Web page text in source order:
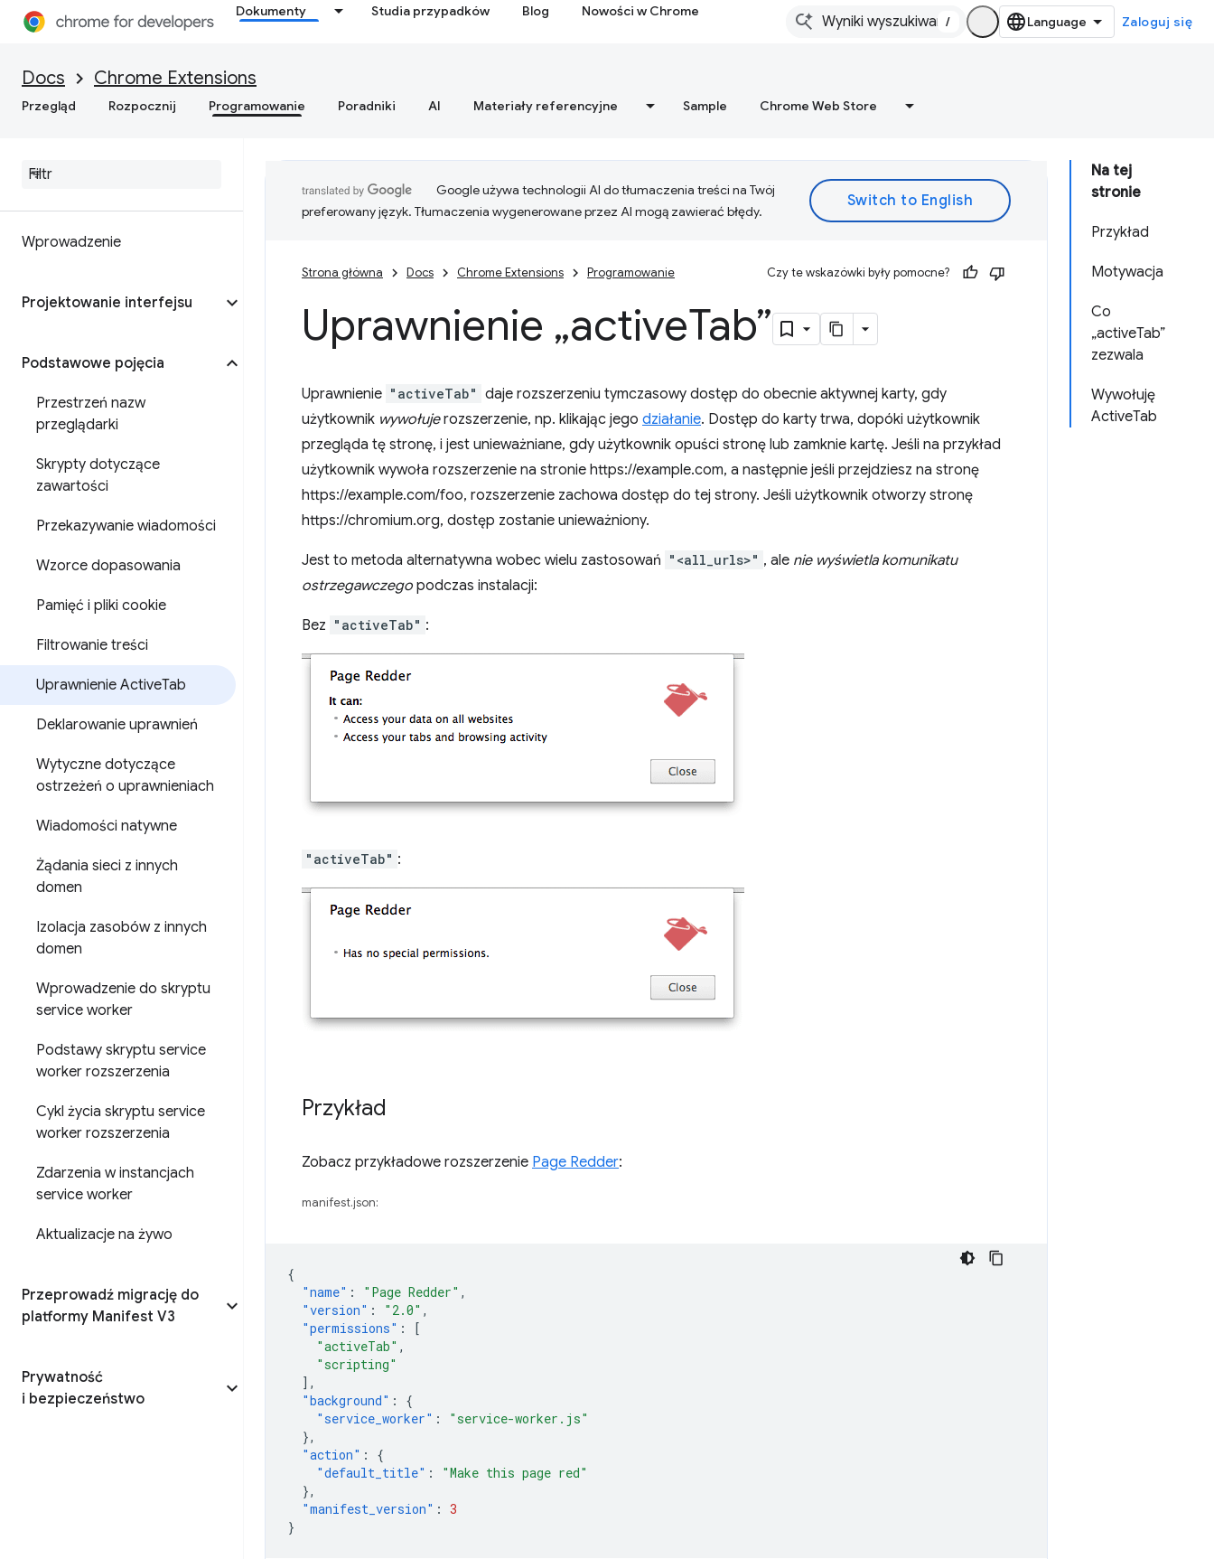
Dokumenty Studia przypadków Blog Nowości w Chrome
/ Zaloguj się
Docs Chrome Extensions
Przegląd Rozpocznij Programowanie Poradniki AI Materiały referencyjne Sample Chrome Web Store
Wprowadzenie
Projektowanie interfejsu
Podstawowe pojęcia
Przestrzeń nazw
przeglądarki
Skrypty dotyczące
zawartości
Przekazywanie wiadomości
Wzorce dopasowania
Pamięć i pliki cookie
Filtrowanie treści
Uprawnienie ActiveTab
Deklarowanie uprawnień
Wytyczne dotyczące
ostrzeżeń o uprawnieniach
Wiadomości natywne
Żądania sieci z innych
domen
Izolacja zasobów z innych
domen
Wprowadzenie do skryptu
service worker
Podstawy skryptu service
worker rozszerzenia
Cykl życia skryptu service
worker rozszerzenia
Zdarzenia w instancjach
service worker
Aktualizacje na żywo
Przeprowadź migrację do
platformy Manifest V3
Prywatność
i bezpieczeństwo
Na tej
stronie
Przykład
Motywacja
Co
„activeTab”
zezwala
Wywołuję
ActiveTab
Google używa technologii AI do tłumaczenia treści na Twój
preferowany język. Tłumaczenia wygenerowane przez AI mogą zawierać błędy.
Strona główna Docs Chrome Extensions Programowanie Czy te wskazówki były pomocne?
Uprawnienie „activeTab”
Uprawnienie "activeTab" daje rozszerzeniu tymczasowy dostęp do obecnie aktywnej karty, gdy
użytkownik wywołujerozszerzenie, np. klikając jego działanie. Dostęp do karty trwa, dopóki użytkownik
przegląda tę stronę, i jest unieważniane, gdy użytkownik opuści stronę lub zamknie kartę. Jeśli na przykład
użytkownik wywoła rozszerzenie na stronie https://example.com, a następnie jeśli przejdziesz na stronę
https://example.com/foo, rozszerzenie zachowa dostęp do tej strony. Jeśli użytkownik otworzy stronę
https://chromium.org, dostęp zostanie unieważniony.
Jest to metoda alternatywna wobec wielu zastosowań "<all_urls>" , ale nie wyświetla komunikatu
ostrzegawczego podczas instalacji:
Bez "activeTab" :
"activeTab" :
Przykład
Zobacz przykładowe rozszerzenie Page Redder:
manifest.json:
{
"name" : "Page Redder" ,
"version" : "2.0" ,
"permissions" :
[
"activeTab" ,
"scripting"
],
"background" :
{
"service_worker" :
"service-worker.js"
},
"action" :
{
"default_title" :
"Make this page red"
},
"manifest_version" : 3
}